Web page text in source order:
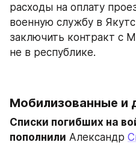
расходы на оплату
военную службу в
заключить контракт с
не в республике.
Мобилизованные и
Списки погибших на
пополнили Александр